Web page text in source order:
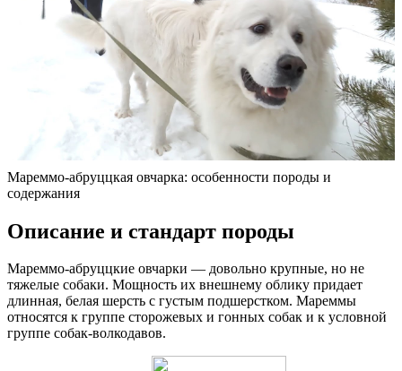
Мареммо-абруццкая овчарка: особенности породы и
содержания
Описание и стандарт породы
Мареммо-абруццкие овчарки — довольно крупные, но не
тяжелые собаки. Мощность их внешнему облику придает
длинная, белая шерсть с густым подшерстком. Мареммы
относятся к группе сторожевых и гонных собак и к условной
группе собак-волкодавов.